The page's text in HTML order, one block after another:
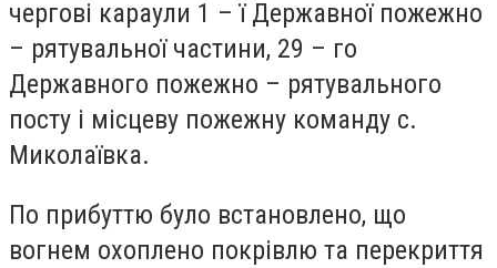
чергові караули 1 – ї Державної пожежно
– рятувальної частини, 29 – го
Державного пожежно – рятувального
посту і місцеву пожежну команду с.
Миколаївка.
По прибуттю було встановлено, що
вогнем охоплено покрівлю та перекриття